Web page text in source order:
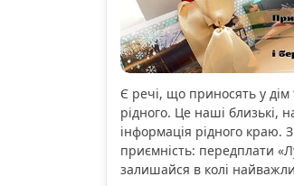
Є речі, що приносять у дім
рідного. Це наші близькі,
інформація рідного краю.
приємність: передплати
залишайся в колі